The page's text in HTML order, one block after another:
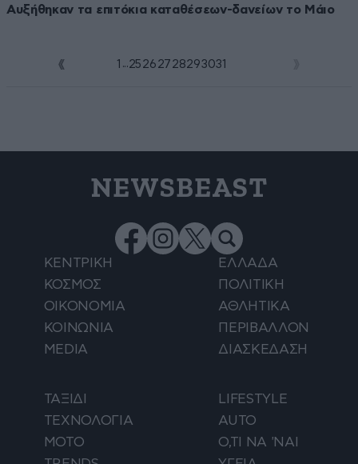
Αυξήθηκαν τα επιτόκια καταθέσεων-δανείων το Μάιο
1 ...25 26 27 28293031
NEWSBEAST
ΚΕΝΤΡΙΚΗ
ΕΛΛΑΔΑ
ΚΟΣΜΟΣ
ΠΟΛΙΤΙΚΗ
ΟΙΚΟΝΟΜΙΑ
ΑΘΛΗΤΙΚΑ
ΚΟΙΝΩΝΙΑ
ΠΕΡΙΒΑΛΛΟΝ
MEDIA
ΔΙΑΣΚΕΔΑΣΗ
ΤΑΞΙΔΙ
LIFESTYLE
ΤΕΧΝΟΛΟΓΙΑ
AUTO
ΜΟΤΟ
Ο,ΤΙ ΝΑ 'ΝΑΙ